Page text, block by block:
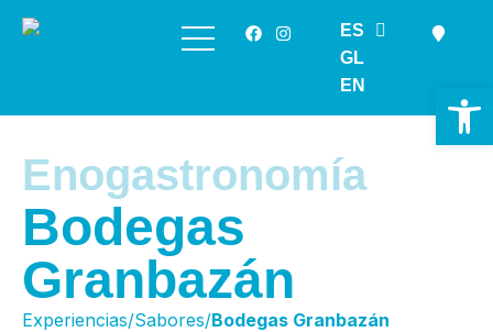
contenido
ES
GL
EN
Enogastronomía
Bodegas
Granbazán
Experiencias/Sabores/Bodegas Granbazán